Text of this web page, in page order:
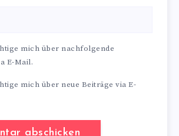
mich über nachfolgende
E-Mail.
mich über neue Beiträge via E-